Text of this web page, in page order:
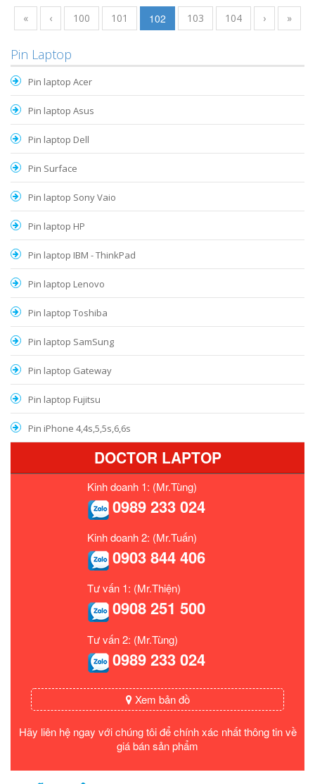
« ‹ 100 101 102 103 104 › »
Pin Laptop
Pin laptop Acer
Pin laptop Asus
Pin laptop Dell
Pin Surface
Pin laptop Sony Vaio
Pin laptop HP
Pin laptop IBM - ThinkPad
Pin laptop Lenovo
Pin laptop Toshiba
Pin laptop SamSung
Pin laptop Gateway
Pin laptop Fujitsu
Pin iPhone 4,4s,5,5s,6,6s
DOCTOR LAPTOP
Kinh doanh 1: (Mr.Tùng)
0989 233 024
Kinh doanh 2: (Mr.Tuấn)
0903 844 406
Tư vấn 1: (Mr.Thiện)
0908 251 500
Tư vấn 2: (Mr.Tùng)
0989 233 024
Xem bản đồ
Hãy liên hệ ngay với chúng tôi để chính xác nhất thông tin về
giá bán sản phẩm